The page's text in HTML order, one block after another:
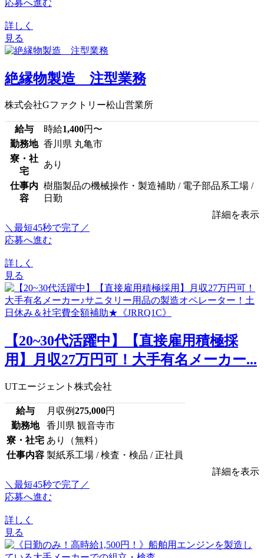
応募へ進む
詳しく
見る
絶縁物製造 注型業務
株式会社Gファクトリー松山営業所
給与 時給1,400円〜
勤務地 香川県 丸亀市
寮・社
宅
あり
仕事内
容
樹脂製品の機械操作・製造補助 / 電子部品系工場 /
日勤
詳細を表示
＼最短45秒で完了／
応募へ進む
詳しく
見る
【20~30代活躍中】【直接雇用積極採
用】月収27万円可！大手有名メーカー...
UTエージェント株式会社
給与 月収例275,000円
勤務地
香川県 観音寺市
寮・社宅 あり（無料）
仕事内容 製紙系工場 / 検査・検品 / 正社員
詳細を表示
＼最短45秒で完了／
応募へ進む
詳しく
見る